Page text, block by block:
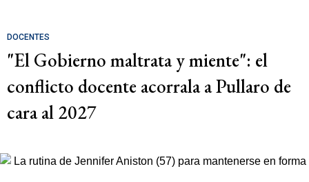
DOCENTES
"El Gobierno maltrata y miente": el
conflicto docente acorrala a Pullaro de
cara al 2027